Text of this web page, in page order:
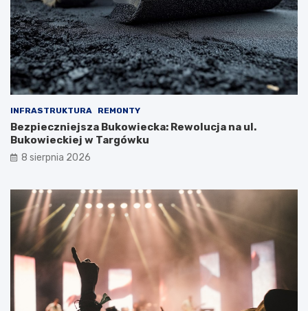
INFRASTRUKTURA REMONTY
Bezpieczniejsza Bukowiecka: Rewolucja na ul.
Bukowieckiej w Targówku
8 sierpnia 2026